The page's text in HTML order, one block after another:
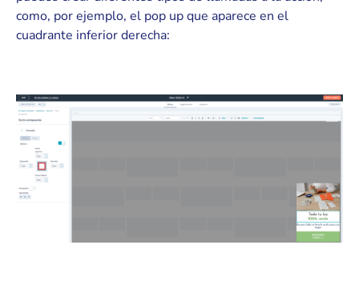
como, por ejemplo, el pop up que aparece en el
cuadrante inferior derecha: